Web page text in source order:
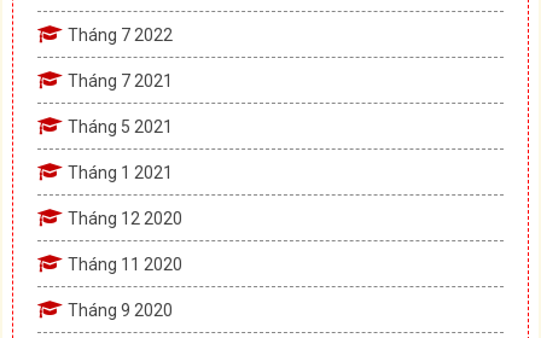
Tháng 7 2022
Tháng 7 2021
Tháng 5 2021
Tháng 1 2021
Tháng 12 2020
Tháng 11 2020
Tháng 9 2020